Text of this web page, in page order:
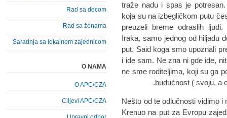
traže nadu i spas je
koja su na izbegličkom putu
preuzeli breme odraslih
Iraka, samo jednog od hiljadu
put. Said koga smo upoznali
i ide sam. Ne zna ni gde ide,
ne sme roditeljima, koji su ga
budućnost ( svoju, a
Nešto od te odlučnosti vidimo i
Krenuo na put za Evropu
Rad sa decom
Rad sa ženama
Saradnja sa lokalnom zajednicom
O NAMA
O APC/CZA
Ciljevi APC/CZA